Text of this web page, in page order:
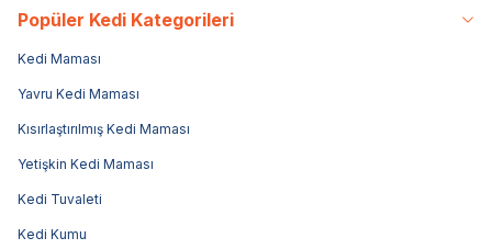
Popüler Kedi Kategorileri
Kedi Maması
Yavru Kedi Maması
Kısırlaştırılmış Kedi Maması
Yetişkin Kedi Maması
Kedi Tuvaleti
Kedi Kumu